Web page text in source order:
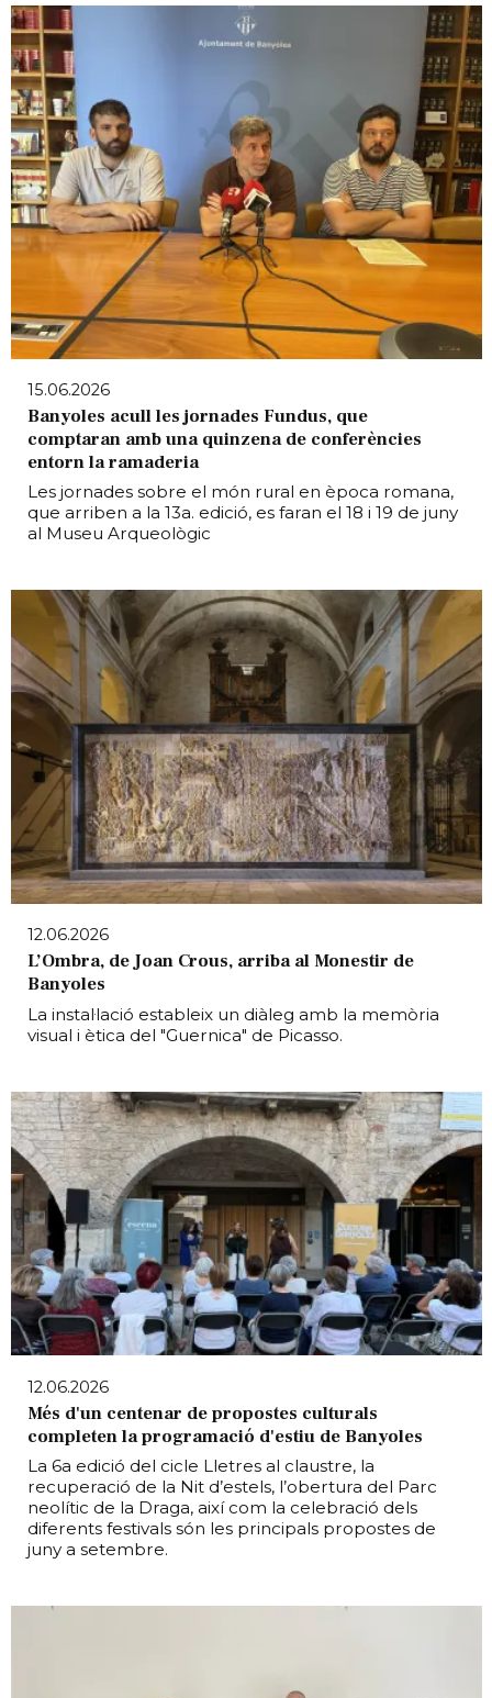
15.06.2026
Banyoles acull les jornades Fundus, que
comptaran amb una quinzena de conferències
entorn la ramaderia
Les jornades sobre el món rural en època romana,
que arriben a la 13a. edició, es faran el 18 i 19 de juny
al Museu Arqueològic
12.06.2026
L’Ombra, de Joan Crous, arriba al Monestir de
Banyoles
La instal·lació estableix un diàleg amb la memòria
visual i ètica del "Guernica" de Picasso.
12.06.2026
Més d'un centenar de propostes culturals
completen la programació d'estiu de Banyoles
La 6a edició del cicle Lletres al claustre, la
recuperació de la Nit d’estels, l’obertura del Parc
neolític de la Draga, així com la celebració dels
diferents festivals són les principals propostes de
juny a setembre.